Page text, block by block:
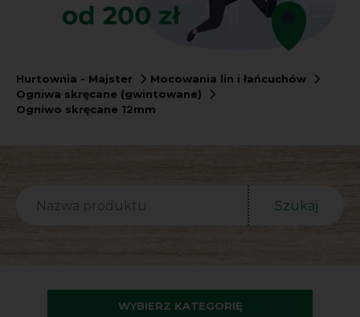
Hurtownia - Majster
Mocowania lin i łańcuchów
Ogniwa skręcane (gwintowane)
Ogniwo skręcane 12mm
WYBIERZ KATEGORIĘ
Szukaj